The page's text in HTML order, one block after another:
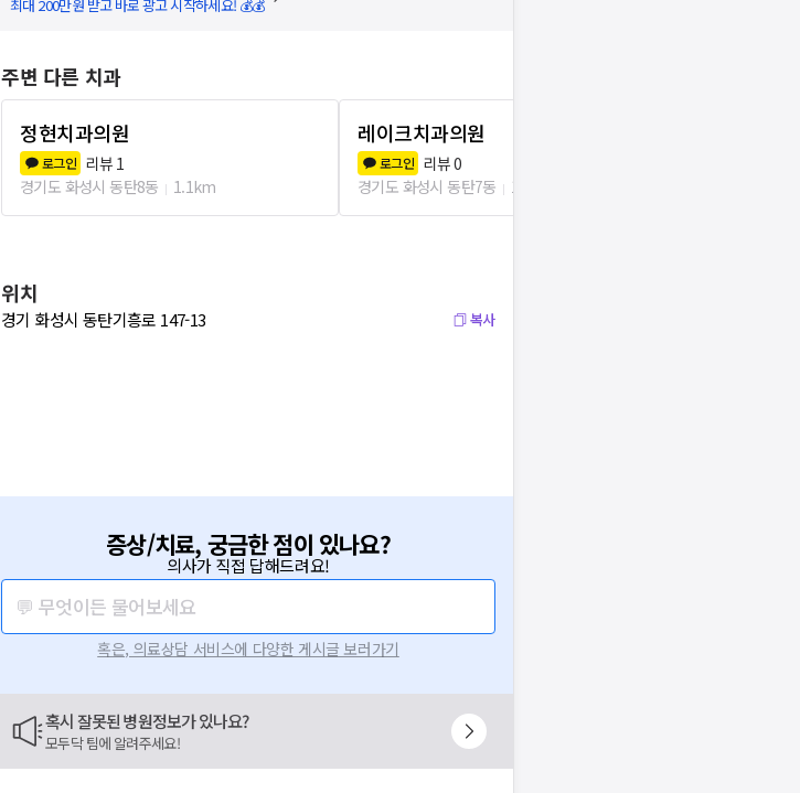
최대 200만원 받고 바로 광고 시작하세요! 💰💰
주변 다른 치과
정현치과의원
로그인 리뷰 1
경기도 화성시 동탄8동
1.1km
레이크치과의원
로그인 리뷰0
경기도 화성시 동탄7동
1.3km
위치
경기 화성시 동탄기흥로 147-13 복사
증상/치료, 궁금한 점이 있나요?
의사가 직접 답해드려요!
💬 무엇이든 물어보세요
혹은, 의료상담 서비스에 다양한 게시글 보러가기
혹시 잘못된 병원정보가 있나요?
모두닥 팀에 알려주세요!